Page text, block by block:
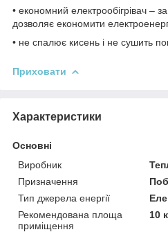
• економний електрообігрівач –
дозволяє економити
• не спалює кисень і не сушить
Приховати
Характеристики
Основні
Виробник
Призначення
Тип джерела енергії
Рекомендована площа
приміщення
10